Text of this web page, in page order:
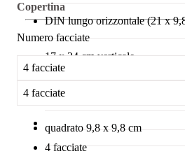
DIN lungo orizzontale (21 x
17 x 24 cm verticale
21 x 28 cm verticale
quadrato 9,8 x 9,8 cm
Copertina
Numero facciate
4 facciate
4 facciate
4 facciate